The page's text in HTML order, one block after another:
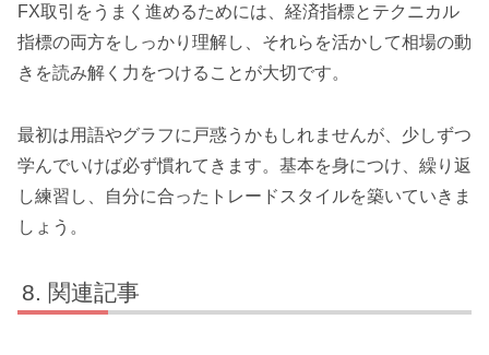
FX取引をうまく進めるためには、経済指標とテクニカル
指標の両方をしっかり理解し、それらを活かして相場の動
きを読み解く力をつけることが大切です。
最初は用語やグラフに戸惑うかもしれませんが、少しずつ
学んでいけば必ず慣れてきます。基本を身につけ、繰り返
し練習し、自分に合ったトレードスタイルを築いていきま
しょう。
関連記事